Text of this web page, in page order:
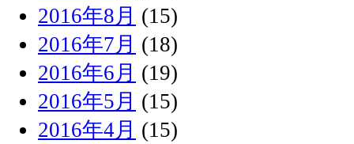
2016年8月 (15)
2016年7月 (18)
2016年6月 (19)
2016年5月 (15)
2016年4月 (15)